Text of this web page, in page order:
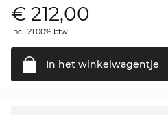
€ 212,00
incl. 21.00% btw.
In het winkelwagentje